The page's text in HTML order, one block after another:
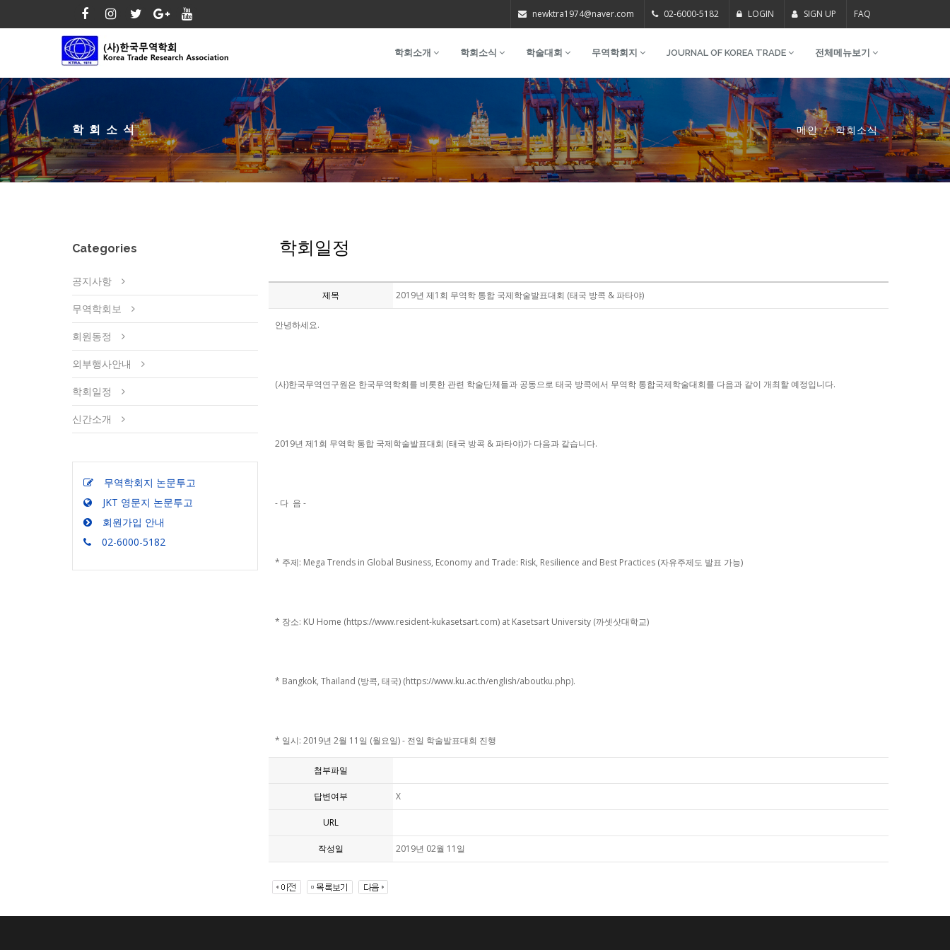
newktra1974@naver.com 02-6000-5182 LOGIN SIGN UP FAQ
학회소개 학회소식 학술대회 무역학회지 JOURNAL OF KOREA TRADE 전체메뉴보기
학회소식 메인 학회소식
Categories
공지사항
무역학회보
회원동정
외부행사안내
학회일정
신간소개
무역학회지 논문투고
JKT 영문지 논문투고
회원가입 안내
02-6000-5182
학회일정
제목 2019년 제1회 무역학 통합 국제학술발표대회 (태국 방콕 & 파타야)
안녕하세요.
(사)한국무역연구원은 한국무역학회를 비롯한 관련 학술단체들과 공동으로 태국 방콕에서 무역학 통합국제학술대회를 다음과 같이 개최할 예정입니다.
2019년 제1회 무역학 통합 국제학술발표대회 (태국 방콕 & 파타야)가 다음과 같습니다.
- 다 음 -
* 주제: Mega Trends in Global Business, Economy and Trade: Risk, Resilience and Best Practices (자유주제도 발표 가능)
* 장소: KU Home (https://www.resident-kukasetsart.com) at Kasetsart University (까셋삿대학교)
* Bangkok, Thailand (방콕, 태국) (https://www.ku.ac.th/english/aboutku.php).
* 일시: 2019년 2월 11일 (월요일) - 전일 학술발표대회 진행
첨부파일
답변여부 X
URL
작성일 2019년 02월 11일